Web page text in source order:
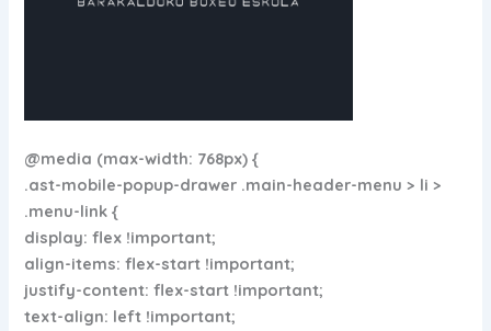
@media (max-width: 768px) {
.ast-mobile-popup-drawer .main-header-menu > li >
.menu-link {
display: flex !important;
align-items: flex-start !important;
justify-content: flex-start !important;
text-align: left !important;